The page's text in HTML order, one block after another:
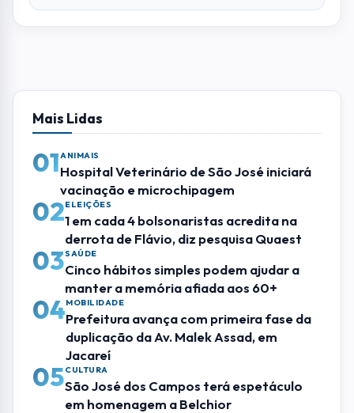
Mais Lidas
01 ANIMAIS
Hospital Veterinário de São José iniciará
vacinação e microchipagem
02ELEIÇÕES
1 em cada 4 bolsonaristas acredita na
derrota de Flávio, diz pesquisa Quaest
03SAÚDE
Cinco hábitos simples podem ajudar a
manter a memória afiada aos 60+
04MOBILIDADE
Prefeitura avança com primeira fase da
duplicação da Av. Malek Assad, em
Jacareí
05CULTURA
São José dos Campos terá espetáculo
em homenagem a Belchior